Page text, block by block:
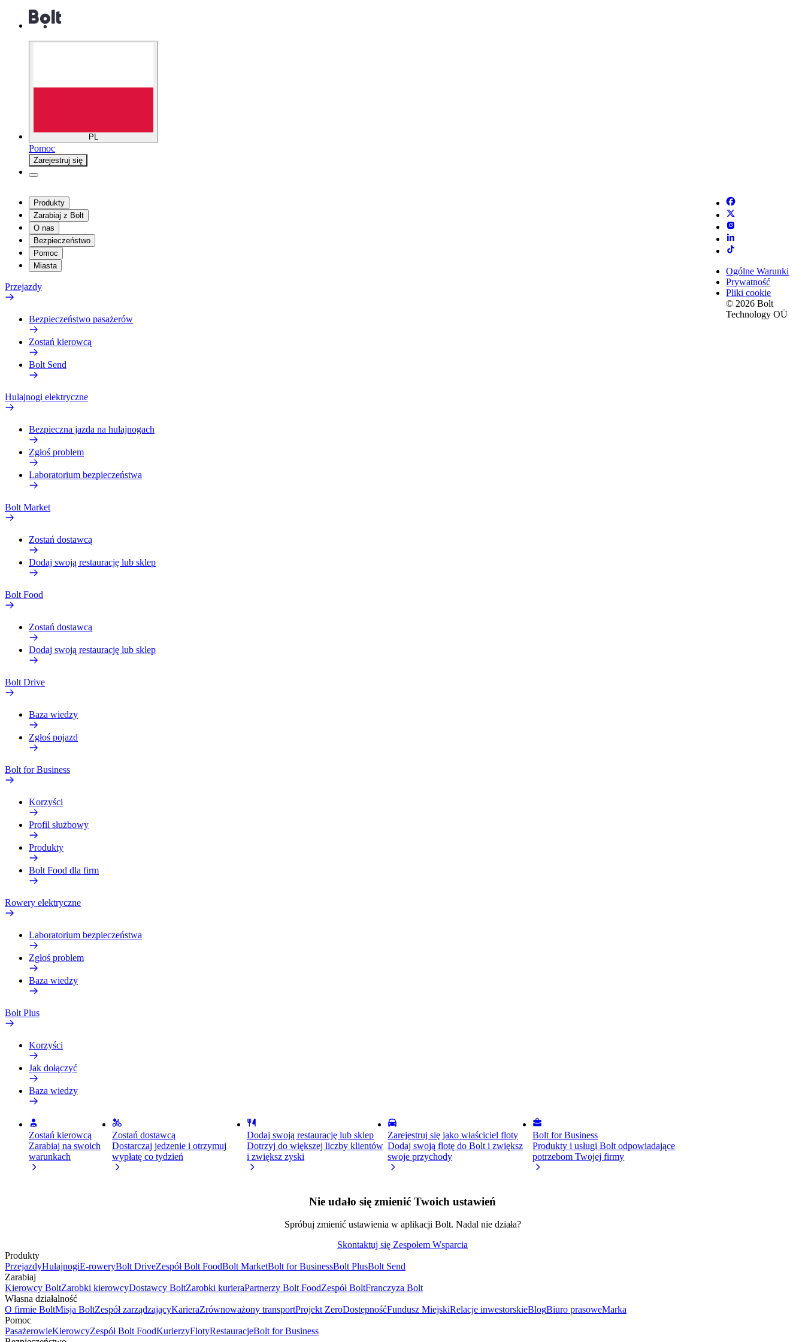
PL
Pomoc
Zarejestruj się
Produkty
Zarabiaj z Bolt
O nas
Bezpieczeństwo
Pomoc
Miasta
Przejazdy
Bezpieczeństwo pasażerów
Zostań kierowcą
Bolt Send
Hulajnogi elektryczne
Bezpieczna jazda na hulajnogach
Zgłoś problem
Laboratorium bezpieczeństwa
Bolt Market
Zostań dostawcą
Dodaj swoją restaurację lub sklep
Bolt Food
Zostań dostawcą
Dodaj swoją restaurację lub sklep
Bolt Drive
Baza wiedzy
Zgłoś pojazd
Bolt for Business
Korzyści
Profil służbowy
Produkty
Bolt Food dla firm
Rowery elektryczne
Laboratorium bezpieczeństwa
Zgłoś problem
Baza wiedzy
Bolt Plus
Korzyści
Jak dołączyć
Baza wiedzy
Zostań kierowcą
Zarabiaj na swoich
warunkach
Zostań dostawcą
Dostarczaj jedzenie i otrzymuj
wypłatę co tydzień
Dodaj swoją restaurację lub sklep
Dotrzyj do większej liczby klientów
i zwiększ zyski
Zarejestruj się jako właściciel floty
Dodaj swoją flotę do Bolt i zwiększ
swoje przychody
Bolt for Business
Produkty i usługi Bolt odpowiadające
potrzebom Twojej firmy
Ogólne Warunki
Prywatność
Pliki cookie
© 2026 Bolt
Technology OÜ
Nie udało się zmienić Twoich ustawień
Spróbuj zmienić ustawienia w aplikacji Bolt. Nadal nie działa?
Skontaktuj się Zespołem Wsparcia
Produkty
PrzejazdyHulajnogiE-roweryBolt DriveZespół Bolt FoodBolt MarketBolt for BusinessBolt PlusBolt Send
Zarabiaj
Kierowcy BoltZarobki kierowcyDostawcy BoltZarobki kurieraPartnerzy Bolt FoodZespół BoltFranczyza Bolt
Własna działalność
O firmie BoltMisja BoltZespół zarządzającyKarieraZrównoważony transportProjekt ZeroDostępnośćFundusz MiejskiRelacje inwestorskieBlogBiuro prasoweMarka
Pomoc
PasażerowieKierowcyZespół Bolt FoodKurierzyFlotyRestauracjeBolt for Business